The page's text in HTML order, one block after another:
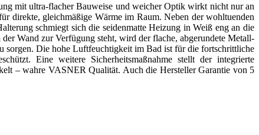
mit ultra-flacher Bauweise und weicher Optik wirkt nicht nur an
direkte, gleichmäßige Wärme im Raum. Neben der wohltuenden
schmiegt sich die seidenmatte Heizung in Weiß eng an die
Wand zur Verfügung steht, wird der flache, abgerundete Metall-
sorgen. Die hohe Luftfeuchtigkeit im Bad ist für die fortschrittliche
Eine weitere Sicherheitsmaßnahme stellt der integrierte
– wahre VASNER Qualität. Auch die Hersteller Garantie von 5